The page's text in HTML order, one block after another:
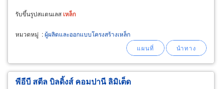
รับขึ้นรูปสแตนเลส เหล็ก
หมวดหมู่ :ผู้ผลิตและออกแบบโครงสร้างเหล็ก
พีอีบี สตีล บิลดิ้งส์ คอมปานี ลิมิเต็ด